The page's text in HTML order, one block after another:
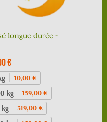
longue durée -
€
10,00 €
kg 159,00 €
319,00 €